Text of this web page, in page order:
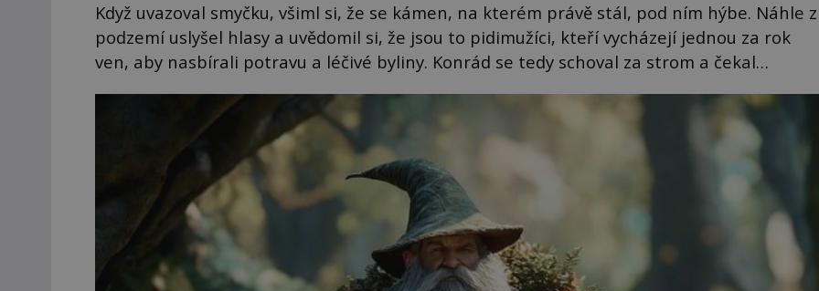
Když uvazoval smyčku, všiml si, že se kámen, na kterém právě stál, pod ním hýbe. Náhle z
podzemí uslyšel hlasy a uvědomil si, že jsou to pidimužíci, kteří vycházejí jednou za rok
ven, aby nasbírali potravu a léčivé byliny. Konrád se tedy schoval za strom a čekal…